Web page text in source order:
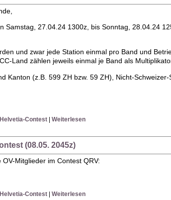
Samstag, 27.04.24 1300z, bis Sonntag, 28.04.24
und zwar jede Station einmal pro Band und
Land zählen jeweils einmal je Band als
Kanton (z.B. 599 ZH bzw. 59 ZH), Nicht-
Helvetia-Contest |Weiterlesen
(08.05. 2045z)
Mitglieder im Contest QRV:
Helvetia-Contest |Weiterlesen